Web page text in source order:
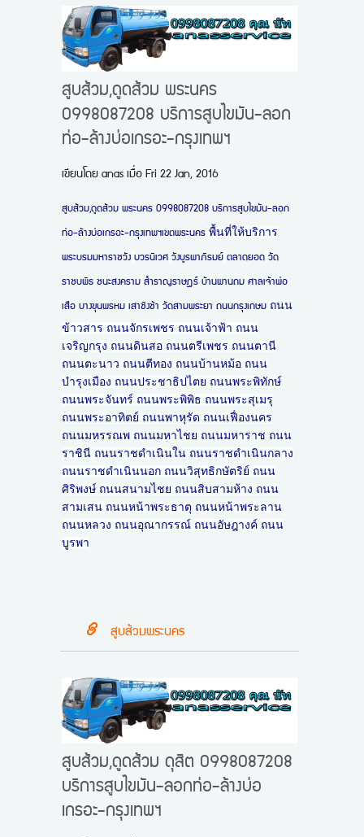
สูบส้วม,ดูดส้วม พระนคร
0998087208 บริการสูบไขมัน-ลอก
ท่อ-ล้างบ่อเกรอะ-กรุงเทพฯ
เขียนโดย anas เมื่อ Fri 22 Jan, 2016
สูบส้วม,ดูดส้วม พระนคร 0998087208 บริการสูบไขมัน-ลอก
ท่อ-ล้างบ่อเกรอะ-กรุงเทพฯเขตพระนคร พื้นที่ให้บริการ
พระบรมมหาราชวัง บวรนิเวศ วังบูรพาภิรมย์ ตลาดยอด วัด
ราชบพิธ ชนะสงคราม สำราญราษฎร์ บ้านพานถม ศาลเจ้าพ่อ
เสือ บางขุนพรหม เสาชิงช้า วัดสามพระยา ถนนกรุงเกษม ถนน
ข้าวสาร ถนนจักรเพชร ถนนเจ้าฟ้า ถนน
เจริญกรุง ถนนดินสอ ถนนตรีเพชร ถนนตานี
ถนนตะนาว ถนนตีทอง ถนนบ้านหม้อ ถนน
บำรุงเมือง ถนนประชาธิปไตย ถนนพระพิทักษ์
ถนนพระจันทร์ ถนนพระพิพิธ ถนนพระสุเมรุ
ถนนพระอาทิตย์ ถนนพาหุรัด ถนนเฟื่องนคร
ถนนมหรรณพ ถนนมหาไชย ถนนมหาราช ถนน
ราชินี ถนนราชดำเนินใน ถนนราชดำเนินกลาง
ถนนราชดำเนินนอก ถนนวิสุทธิกษัตริย์ ถนน
ศิริพงษ์ ถนนสนามไชย ถนนสิบสามห้าง ถนน
สามเสน ถนนหน้าพระธาตุ ถนนหน้าพระลาน
ถนนหลวง ถนนอุณากรรณ์ ถนนอัษฎางค์ ถนน
บูรพา
สูบส้วมพระนคร
สูบส้วม,ดูดส้วม ดุสิต 0998087208
บริการสูบไขมัน-ลอกท่อ-ล้างบ่อ
เกรอะ-กรุงเทพฯ